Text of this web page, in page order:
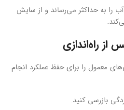
را به حداکثر می‌رساند و از سایش
راه‌اندازی
معمول را برای حفظ عملکرد انجام
بازرسی کنید.